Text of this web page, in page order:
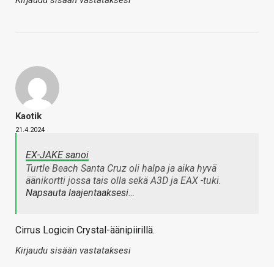
Kaotik
21.4.2024
EX-JAKE sanoi
Turtle Beach Santa Cruz oli halpa ja aika hyvä
äänikortti jossa tais olla sekä A3D ja EAX -tuki.
Napsauta laajentaaksesi…
Cirrus Logicin Crystal-äänipiirillä.
Kirjaudu sisään vastataksesi